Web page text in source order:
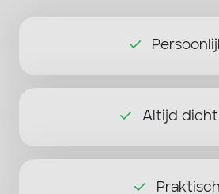
Altijd
Praktisch